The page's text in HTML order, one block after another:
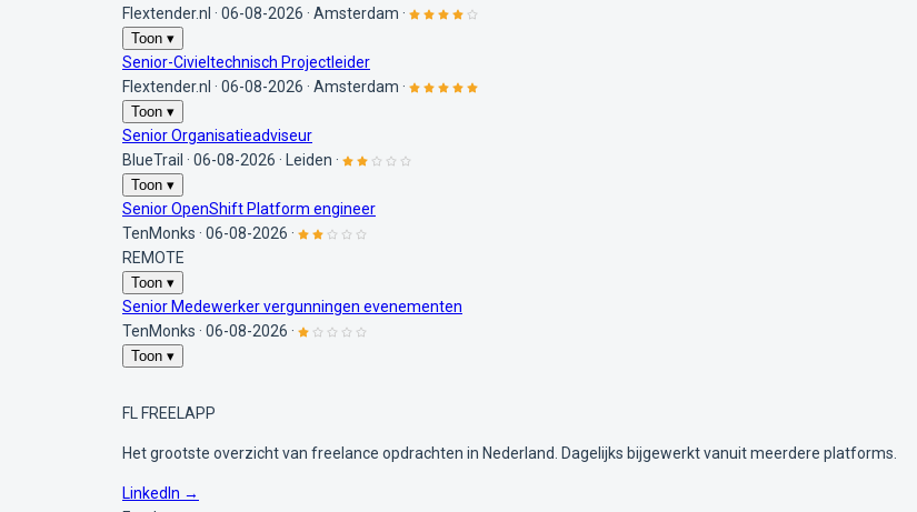
Flextender.nl · 06-08-2026 · Amsterdam ·
Toon ▾
Senior-Civieltechnisch Projectleider
Flextender.nl · 06-08-2026 · Amsterdam ·
Toon ▾
Senior Organisatieadviseur
BlueTrail · 06-08-2026 · Leiden ·
Toon ▾
Senior OpenShift Platform engineer
TenMonks · 06-08-2026 ·
REMOTE
Toon ▾
Senior Medewerker vergunningen evenementen
TenMonks · 06-08-2026 ·
Toon ▾
FL FREELAPP
Het grootste overzicht van freelance opdrachten in Nederland. Dagelijks bijgewerkt vanuit meerdere platforms.
LinkedIn →